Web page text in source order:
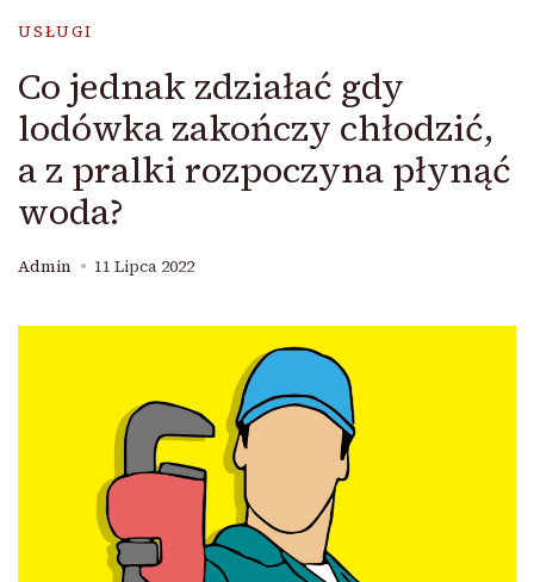
USŁUGI
Co jednak zdziałać gdy
lodówka zakończy chłodzić,
a z pralki rozpoczyna płynąć
woda?
Admin 11 Lipca 2022